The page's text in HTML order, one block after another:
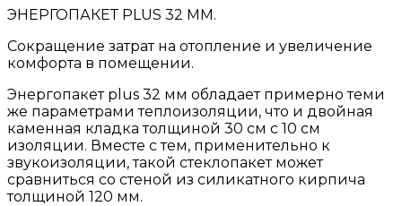
ЭНЕРГОПАКЕТ PLUS 32 ММ.
Сокращение затрат на отопление и увеличение
комфорта в помещении.
Энергопакет plus 32 мм обладает примерно теми
же параметрами теплоизоляции, что и двойная
каменная кладка толщиной 30 см с 10 см
изоляции. Вместе с тем, применительно к
звукоизоляции, такой стеклопакет может
сравниться со стеной из силикатного кирпича
толщиной 120 мм.